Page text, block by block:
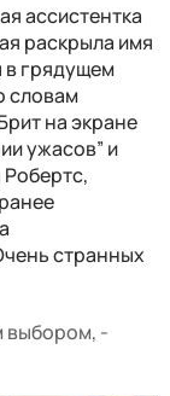
ассистентка
раскрыла имя
в грядущем
словам
на экране
ужасов” и
странных
выбором, -